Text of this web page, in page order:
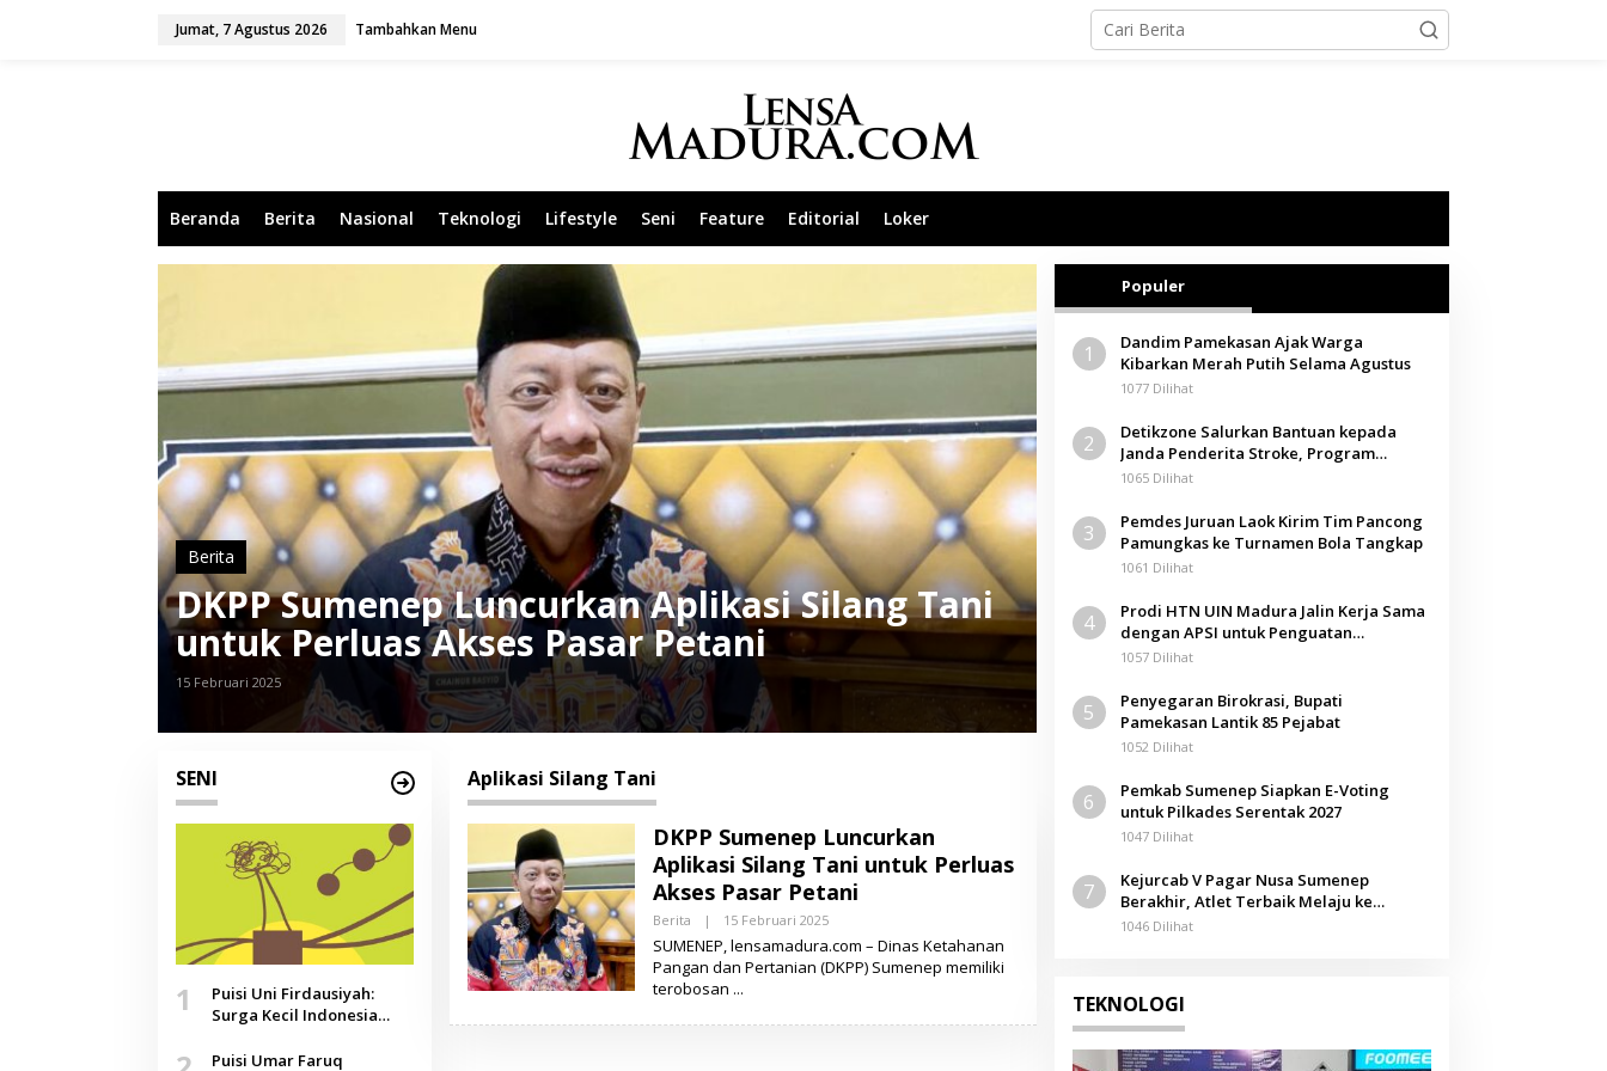
Jumat, 7 Agustus 2026 Tambahkan Menu
Beranda Berita Nasional Teknologi Lifestyle Seni Feature Editorial Loker
Berita
DKPP Sumenep Luncurkan Aplikasi Silang Tani
untuk Perluas Akses Pasar Petani
15 Februari 2025
SENI
1
Puisi Uni Firdausiyah:
Surga Kecil Indonesia
Doa yang Jauh, Narasi
Puisi Umar Faruq
Aplikasi Silang Tani
DKPP Sumenep Luncurkan
Aplikasi Silang Tani untuk Perluas
Akses Pasar Petani
Berita | 15 Februari 2025O
E
H
SUMENEP, lensamadura.com – Dinas Ketahanan
Pangan dan Pertanian (DKPP) Sumenep memiliki
terobosan
Populer
1
Dandim Pamekasan Ajak Warga
Kibarkan Merah Putih Selama Agustus
1077 Dilihat
2
Detikzone Salurkan Bantuan kepada
Janda Penderita Stroke, Program
Berbagi Masuki Hari ke-61
1065 Dilihat
3
Pemdes Juruan Laok Kirim Tim Pancong
Pamungkas ke Turnamen Bola Tangkap
1061 Dilihat
4
Prodi HTN UIN Madura Jalin Kerja Sama
dengan APSI untuk Penguatan
Kompetensi Mahasiswa
1057 Dilihat
5
Penyegaran Birokrasi, Bupati
Pamekasan Lantik 85 Pejabat
1052 Dilihat
6
Pemkab Sumenep Siapkan E-Voting
untuk Pilkades Serentak 2027
1047 Dilihat
7
Kejurcab V Pagar Nusa Sumenep
Berakhir, Atlet Terbaik Melaju ke
Kejurwil Jatim
1046 Dilihat
TEKNOLOGI